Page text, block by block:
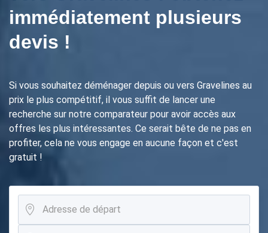
immédiatement plusieurs
devis !
Si vous souhaitez déménager depuis ou vers Gravelines au
prix le plus compétitif, il vous suffit de lancer une
recherche sur notre comparateur pour avoir accès aux
offres les plus intéressantes. Ce serait bête de ne pas en
profiter, cela ne vous engage en aucune façon et c'est
gratuit !